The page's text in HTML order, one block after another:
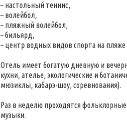
– настольный теннис,
– волейбол,
– пляжный волейбол,
– бильярд,
– центр водных видов спорта на
Отель имеет богатую дневную и
кухни, ателье, экологические и
мюзиклы, кабарэ-шоу, соревнования).
Раз в неделю проходятся
музыки.